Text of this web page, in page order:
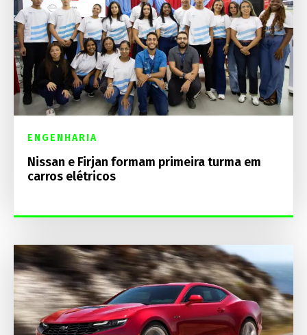
ENGENHARIA
Nissan e Firjan formam primeira turma em
carros elétricos